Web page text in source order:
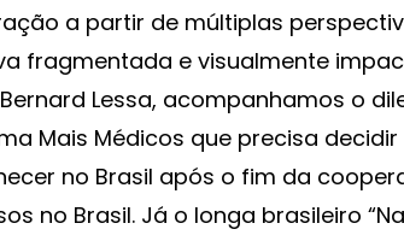
a partir de múltiplas
fragmentada e visualmente
Lessa, acompanhamos o
Mais Médicos que precisa
no Brasil após o fim da
no Brasil. Já o longa brasileiro